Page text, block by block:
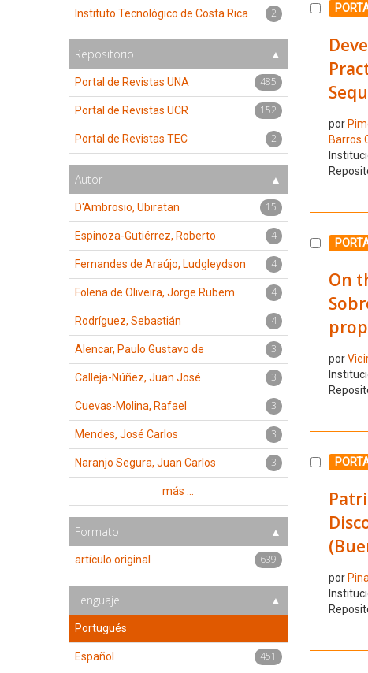
por
Barros
On
por
por
Instituto Tecnológico de Costa Rica 2
Repositorio
Portal de Revistas UNA 485
Portal de Revistas UCR 152
Portal de Revistas TEC 2
Autor
D'Ambrosio, Ubiratan 15
Espinoza-Gutiérrez, Roberto 4
Fernandes de Araújo, Ludgleydson 4
Folena de Oliveira, Jorge Rubem 4
Rodríguez, Sebastián 4
Alencar, Paulo Gustavo de 3
Calleja-Núñez, Juan José 3
Cuevas-Molina, Rafael 3
Mendes, José Carlos 3
Naranjo Segura, Juan Carlos 3
más ...
Formato
artículo original 639
Lenguaje
Portugués
Español 451